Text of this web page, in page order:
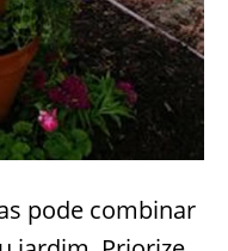
pode combinar